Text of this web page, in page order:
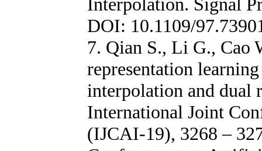
Interpolation. Signal
DOI: 10.1109/
7. Qian S., Li G., Cao
representation
interpolation and dual
International Joint
(IJCAI-19), 3268 –